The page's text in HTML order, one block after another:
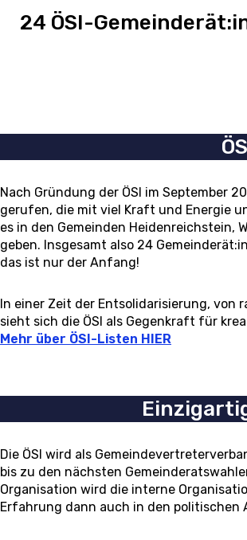
24 ÖSI-
Nach Gründung der ÖSI im September
gerufen, die mit viel Kraft und Energie
es in den Gemeinden Heidenreichstein,
geben. Insgesamt also 24
das ist nur der Anfang!
In einer Zeit der Entsolidarisierung, von
sieht sich die ÖSI als Gegenkraft für
Mehr über ÖSI-Listen HIER
Die ÖSI wird als
bis zu den nächsten
Organisation wird die interne
Erfahrung dann auch in den politischen